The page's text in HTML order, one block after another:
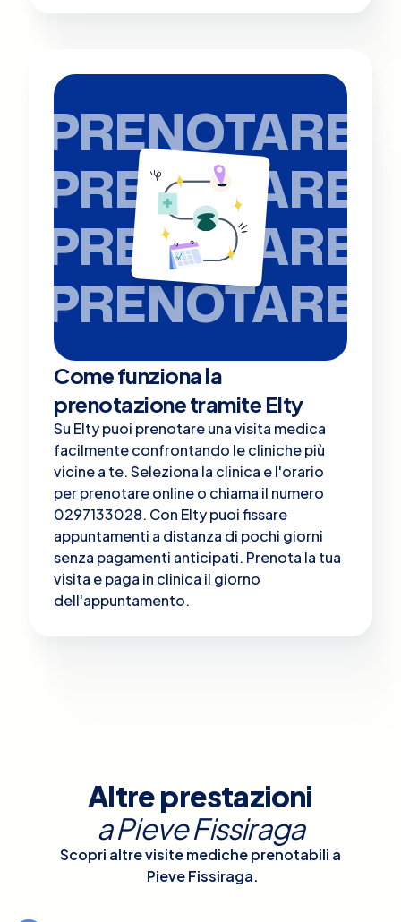
PRENOTARE
PRENOTARE
PRENOTARE
PRENOTARE
Come funziona la
prenotazione tramite Elty
Su Elty puoi prenotare una visita medica
facilmente confrontando le cliniche più
vicine a te. Seleziona la clinica e l'orario
per prenotare online o chiama il numero
0297133028. Con Elty puoi fissare
appuntamenti a distanza di pochi giorni
senza pagamenti anticipati. Prenota la tua
visita e paga in clinica il giorno
dell'appuntamento.
Altre prestazioni
aPieve Fissiraga
Scopri altre visite mediche prenotabili a
Pieve Fissiraga.